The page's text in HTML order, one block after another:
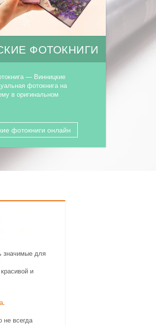
ФОТОКНИГИ
— Винницкие
фотокнига на
в оригинальном
фотокниги онлайн
значимые для
и
.
не всегда